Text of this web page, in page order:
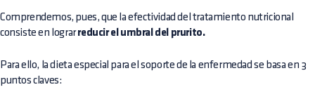
Comprendemos, pues, que la efectividad del tratamiento nutricional
consiste en lograrreducir el umbral del prurito.
Para ello, la dieta especial para el soporte de la enfermedad se basa en 3
puntos claves: